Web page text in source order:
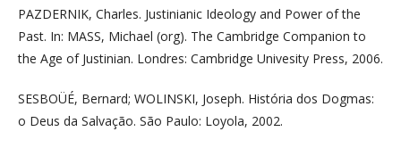
PAZDERNIK, Charles. Justinianic Ideology and Power of the
Past. In: MASS, Michael (org). The Cambridge Companion to
the Age of Justinian. Londres: Cambridge Univesity Press, 2006.
SESBOÜÉ, Bernard; WOLINSKI, Joseph. História dos Dogmas:
o Deus da Salvação. São Paulo: Loyola, 2002.